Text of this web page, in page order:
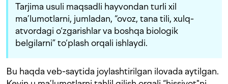
Tarjima usuli maqsadli hayvondan turli xil
ma’lumotlarni, jumladan, “ovoz, tana tili, xulq-
atvordagi o‘zgarishlar va boshqa biologik
belgilarni” to‘plash orqali ishlaydi.
Bu haqda veb-saytida joylashtirilgan ilovada aytilgan.